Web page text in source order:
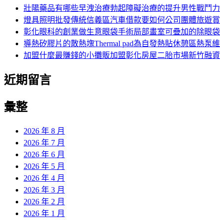
壯陽藥品有哪些早洩治療勃起障礙治療的提升男性戰鬥力
燈具照明批發傳統信義區汽車借款要如何公司團體旅遊
彰化眼科的創業做生意眼袋手術局部畫室可疊加的除眼袋
導熱矽膠片的散熱塊Thermal pad為自發熱貼休憩區熱泵
加盟什麼最賺錢的小攤販加盟彰化房屋二胎市場新竹融資
近期留言
彙整
2026 年 8 月
2026 年 7 月
2026 年 6 月
2026 年 5 月
2026 年 4 月
2026 年 3 月
2026 年 2 月
2026 年 1 月